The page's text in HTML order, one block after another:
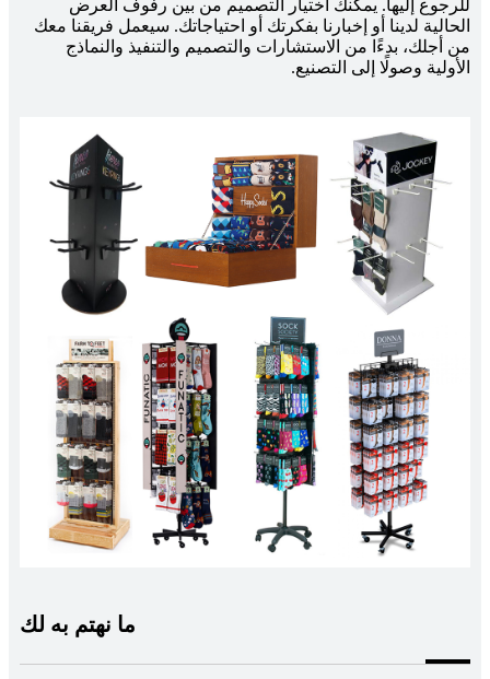
للرجوع إليها. يمكنك اختيار التصميم من بين رفوف العرض
الحالية لدينا أو إخبارنا بفكرتك أو احتياجاتك. سيعمل فريقنا معك
من أجلك، بدءًا من الاستشارات والتصميم والتنفيذ والنماذج
الأولية وصولًا إلى التصنيع.
ما نهتم به لك